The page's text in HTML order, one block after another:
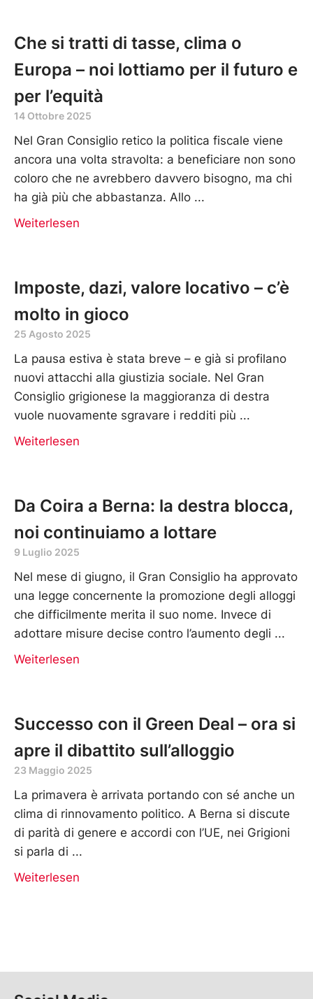
Che si tratti di tasse, clima o
Europa – noi lottiamo per il futuro e
per l’equità
14 Ottobre 2025
Nel Gran Consiglio retico la politica fiscale viene
ancora una volta stravolta: a beneficiare non sono
coloro che ne avrebbero davvero bisogno, ma chi
ha già più che abbastanza. Allo
Weiterlesen
Imposte, dazi, valore locativo – c’è
molto in gioco
25 Agosto 2025
La pausa estiva è stata breve – e già si profilano
nuovi attacchi alla giustizia sociale. Nel Gran
Consiglio grigionese la maggioranza di destra
vuole nuovamente sgravare i redditi più
Weiterlesen
Da Coira a Berna: la destra blocca,
noi continuiamo a lottare
9 Luglio 2025
Nel mese di giugno, il Gran Consiglio ha approvato
una legge concernente la promozione degli alloggi
che difficilmente merita il suo nome. Invece di
adottare misure decise contro l’aumento degli
Weiterlesen
Successo con il Green Deal – ora si
apre il dibattito sull’alloggio
23 Maggio 2025
La primavera è arrivata portando con sé anche un
clima di rinnovamento politico. A Berna si discute
di parità di genere e accordi con l’UE, nei Grigioni
si parla di
Weiterlesen